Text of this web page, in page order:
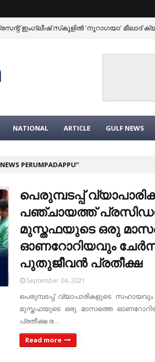
NATIONAL ARTICLE GULF NEWS
PERUMPADAPPU
പെരുമ്പടപ്പ്
പഞ്ചായത്ത്‌
മുസ്തഫയുടെ ഒരു
ഓണറോറിയവും
പുതുജീവൻ പ്രതീക്ഷ
September 04, 2021
പെരുമ്പടപ്പ് വ്യാപാരികളുടെ
മുസ്തഫയുടെ ഒരു മാസത്തെ
പ്രതീക്ഷ ര…
Read more